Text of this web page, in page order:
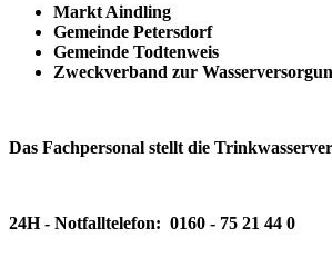
Markt Aindling
Gemeinde Petersdorf
Gemeinde Todtenweis
Zweckverband zur
Das Fachpersonal stellt die
24H - Notfalltelefon: 0160 - 75 21 44 0